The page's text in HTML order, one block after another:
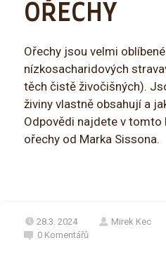
OŘECHY
Ořechy jsou velmi
nízkosacharidových
těch čistě živočišných).
živiny vlastně obsahují a
Odpovědi najdete v
ořechy od Marka Sissona.
28.3. 2024 Mirek Kec
0 Komentářů